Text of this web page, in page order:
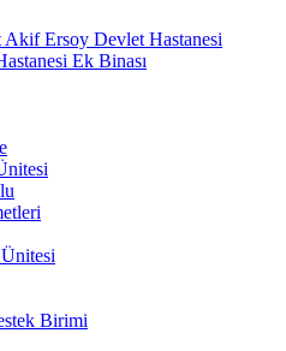
Akif Ersoy Devlet Hastanesi
Ek Binası
Birimi